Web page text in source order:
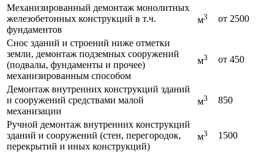
Механизированный демонтаж монолитных
железобетонных конструкций в т.ч.
фундаментов
м3 от 2500
Снос зданий и строений ниже отметки
земли, демонтаж подземных сооружений
(подвалы, фундаменты и прочее)
механизированным способом
м3 от 450
Демонтаж внутренних конструкций зданий
и сооружений средствами малой
механизации
м3 850
Ручной демонтаж внутренних конструкций
зданий и сооружений (стен, перегородок,
перекрытий и иных конструкций)
м3 1500